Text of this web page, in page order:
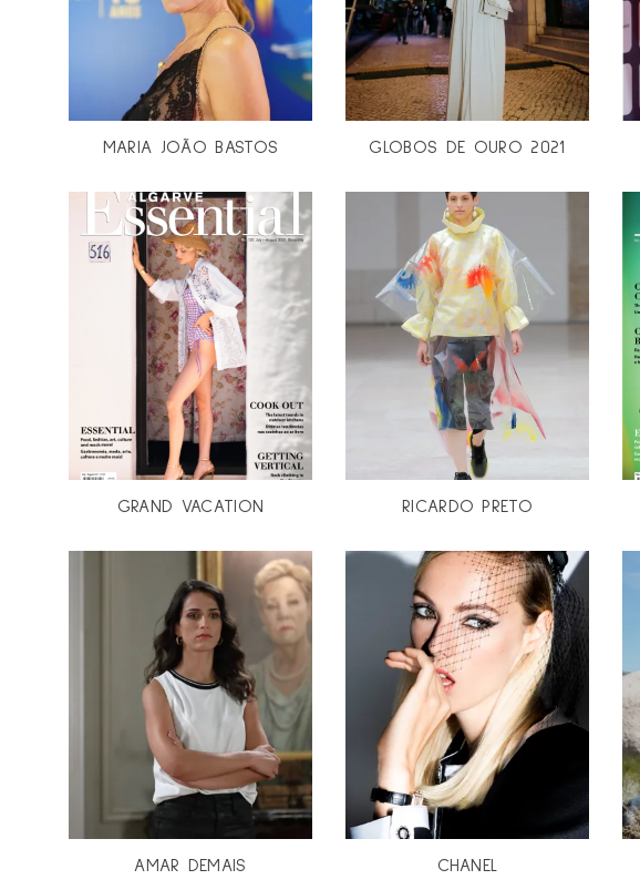
MARIA JOÃO BASTOS GLOBOS DE OURO 2021
GRAND VACATION RICARDO PRETO
AMAR DEMAIS CHANEL